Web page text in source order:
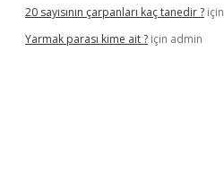
20 sayısının çarpanları kaç tanedir ? için
Yarmak parası kime ait ? için admin